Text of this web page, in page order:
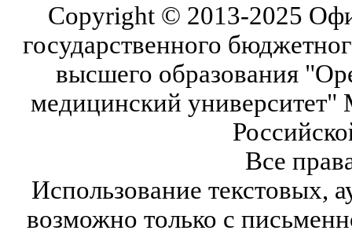
Copyright © 2013-2025
государственного
высшего образования
медицинский университет"
Все
Использование текстовых,
возможно только с